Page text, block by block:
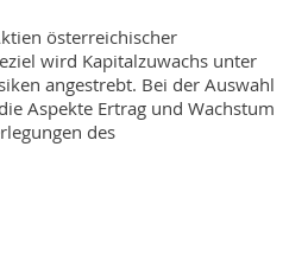
österreichischer
wird Kapitalzuwachs unter
angestrebt. Bei der Auswahl
Aspekte Ertrag und Wachstum
des